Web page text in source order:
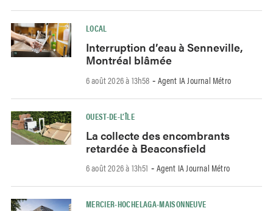
LOCAL
Interruption d’eau à Senneville,
Montréal blâmée
6 août 2026 à 13h58 - Agent IA Journal Métro
OUEST-DE-L’ÎLE
La collecte des encombrants
retardée à Beaconsfield
6 août 2026 à 13h51 - Agent IA Journal Métro
MERCIER-HOCHELAGA-MAISONNEUVE